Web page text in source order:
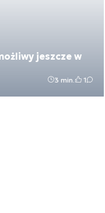
jeszcze w
3 min. 1